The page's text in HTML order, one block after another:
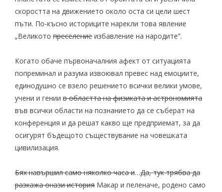
скоростта на движението около оста си цели шест
пъти. По-късно историците нарекли това явление
„Великото преселение избавление на народите”.
Когато обаче първоначалния афект от ситуацията
попреминал и разума извоювал превес над емоциите,
единодушно се взело решението всички велики умове,
учени и гении в областта на физиката и астрономията
във всички области на познанието да се съберат на
конференция и да решат какво ще предприемат, за да
осигурят бъдещото съществувание на човешката
цивилизация.
Бях навършил само няколко часа и…Да, тук трябва да
разкажа онази история Макар и пеленаче, родено само